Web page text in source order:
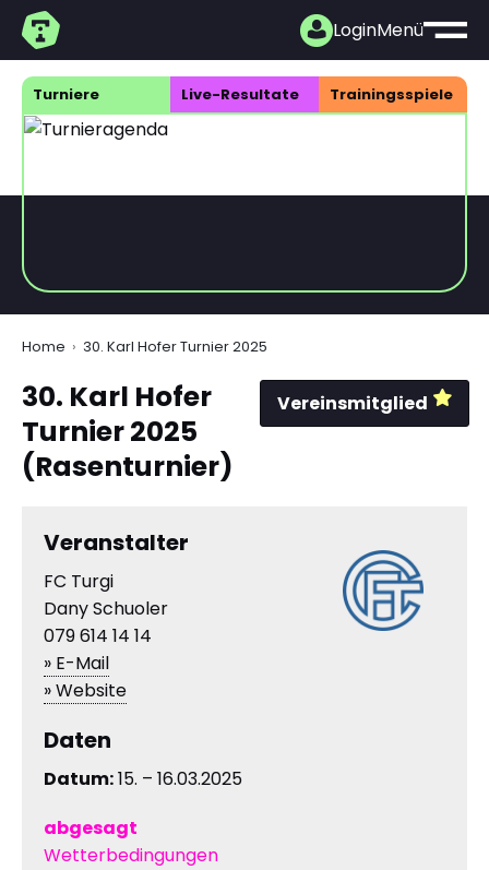
LoginMenü
Turniere Live-Resultate Trainings­spiele
Home 30. Karl Hofer Turnier 2025
Vereinsmitglied
30. Karl Hofer
Turnier 2025
(Rasenturnier)
Veranstalter
FC Turgi
Dany Schuoler
079 614 14 14
» E-Mail
» Website
Daten
Datum:15. – 16.03.2025
abgesagt
Wetterbedingungen